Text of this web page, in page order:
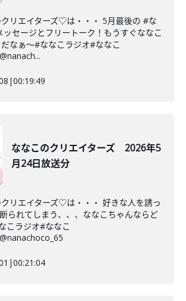
リエイターズ♡は・・・ 5月最後の #な
ッセージとフリートーク！もうすぐななこ
なぁ〜#ななこラジオ#ななこ
|00:19:49
ななこのクリエイターズ 2026年5
月24日放送分
リエイターズ♡は・・・ 好きな人を誘っ
られてしまう、、、ななこちゃんならど
こラジオ#ななこ
|00:21:04